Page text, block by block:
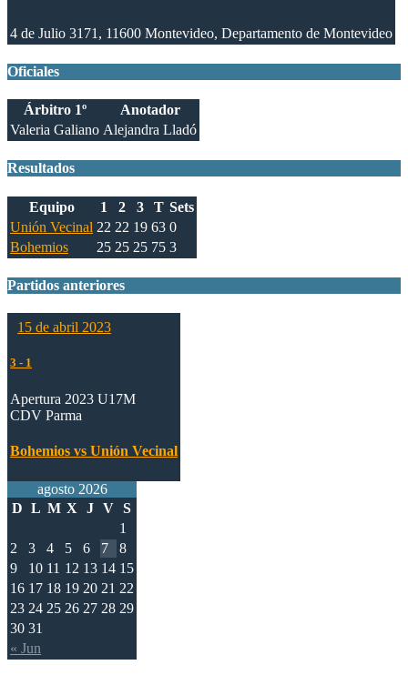
4 de Julio 3171, 11600 Montevideo, Departamento de Montevideo
Oficiales
Árbitro 1º
Anotador
Valeria Galiano Alejandra Lladó
Resultados
Equipo 1 2 3 T Sets
Unión Vecinal 22 22 19 63 0
Bohemios
25 25 25 75 3
Partidos anteriores
15 de abril 2023
3 - 1
Apertura 2023 U17M
CDV Parma
Bohemios vs Unión Vecinal
agosto 2026
D L M X J V S
« Jun
1
2
3 4 5 6 7
8
9
10 11 12 13 14 15
16 17 18 19 20 21 22
23 24 25 26 27 28 29
30 31